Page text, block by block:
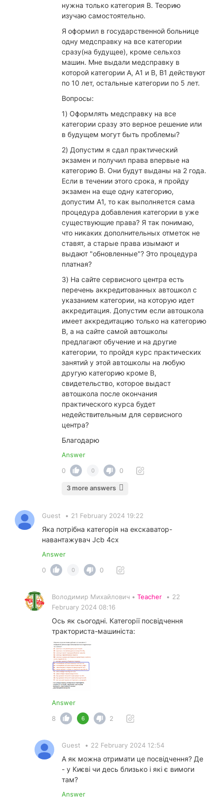
нужна только категория B. Теорию
изучаю самостоятельно.
Я оформил в государственной больнице
одну медсправку на все категории
сразу(на будущее), кроме сельхоз
машин. Мне выдали медсправку в
которой категории А, А1 и В, B1 действуют
по 10 лет, остальные категории по 5 лет.
Вопросы:
1) Оформлять медсправку на все
категории сразу это верное решение или
в будущем могут быть проблемы?
2) Допустим я сдал практический
экзамен и получил права впервые на
категорию B. Они будут выданы на 2 года.
Если в течении этого срока, я пройду
экзамен на еще одну категорию,
допустим А1, то как выполняется сама
процедура добавления категории в уже
существующие права? Я так понимаю,
что никаких дополнительных отметок не
ставят, а старые права изымают и
выдают "обновленные"? Это процедура
платная?
3) На сайте сервисного центра есть
перечень аккредитованных автошкол с
указанием категории, на которую идет
аккредитация. Допустим если автошкола
имеет аккредитацию только на категорию
B, а на сайте самой автошколы
предлагают обучение и на другие
категории, то пройдя курс практических
занятий у этой автошколы на любую
другую категорию кроме В,
свидетельство, которое выдаст
автошкола после окончания
практического курса будет
недействительным для сервисного
центра?
Благодарю
Answer
0
0 0
3 more answers
Guest • 21 February 2024 19:22
Яка потрібна категорія на екскаватор-
навантажувач Jcb 4cx
Answer
0
0 0
Володимир Михайлович • Teacher • 22
February 2024 08:16
Ось як сьогодні. Категорії посвідчення
тракториста-машиніста:
Answer
8
6 2
Guest • 22 February 2024 12:54
А як можна отримати це посвідчення? Де
- у Києві чи десь близько і які є вимоги
там?
Answer